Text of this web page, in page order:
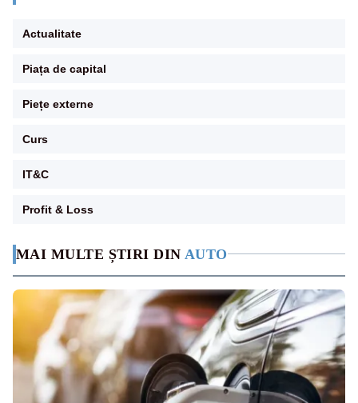
MAI MULTE ȘTIRI DIN AUTO
Actualitate
Piața de capital
Piețe externe
Curs
IT&C
Profit & Loss